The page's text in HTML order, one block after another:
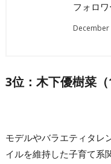
フォロ
December
3位：木下優樹菜（
モデルやバラエティタレ
イルを維持した子育て系